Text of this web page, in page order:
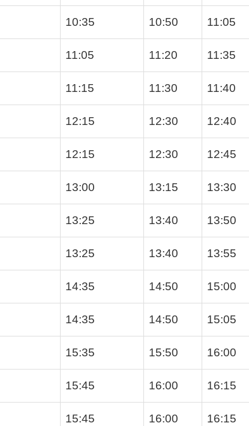
10:35 10:50 11:05
11:05 11:20 11:35
11:15 11:30 11:40
12:15 12:30 12:40
12:15 12:30 12:45
13:00 13:15 13:30
13:25 13:40 13:50
13:25 13:40 13:55
14:35 14:50 15:00
14:35 14:50 15:05
15:35 15:50 16:00
15:45 16:00 16:15
15:45 16:00 16:15